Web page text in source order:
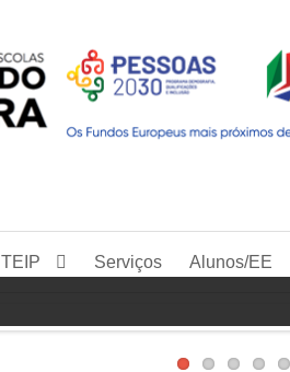
TEIP Serviços Alunos/EE